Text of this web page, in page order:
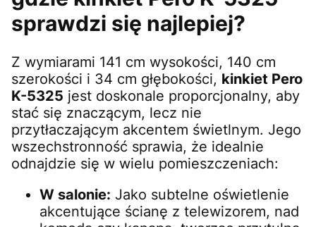
sprawdzi się najlepiej?
Z wymiarami 141 cm wysokości, 140 cm
szerokości i 34 cm głębokości, kinkiet Pero
K-5325 jest doskonale proporcjonalny, aby
stać się znaczącym, lecz nie
przytłaczającym akcentem świetlnym. Jego
wszechstronność sprawia, że idealnie
odnajdzie się w wielu pomieszczeniach:
W salonie: Jako subtelne oświetlenie
akcentujące ścianę z telewizorem, nad